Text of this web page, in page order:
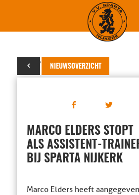
NIEUWSOVERZICHT
05 november 2015
MARCO ELDERS STOPT
ALS ASSISTENT-
BIJ SPARTA NIJKERK
Marco Elders heeft